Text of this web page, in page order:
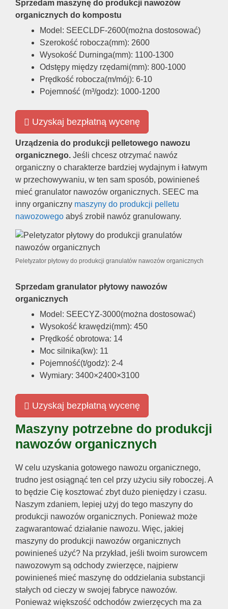
Sprzedam maszynę do produkcji nawozów
organicznych do kompostu
Model: SEECLDF-2600(można dostosować)
Szerokość robocza(mm): 2600
Wysokość Durninga(mm): 1100-1300
Odstępy między rzędami(mm): 800-1000
Prędkość robocza(m/mój): 6-10
Pojemność (m³/godz): 1000-1200
Uzyskaj bezpłatną wycenę
Urządzenia do produkcji pelletowego nawozu
organicznego. Jeśli chcesz otrzymać nawóz
organiczny o charakterze bardziej wydajnym i łatwym
w przechowywaniu, w ten sam sposób, powinieneś
mieć granulator nawozów organicznych. SEEC ma
inny organiczny maszyny do produkcji pelletu
nawozowego abyś zrobił nawóz granulowany.
Peletyzator płytowy do produkcji granulatów nawozów organicznych
Sprzedam granulator płytowy nawozów
organicznych
Model: SEECYZ-3000(można dostosować)
Wysokość krawędzi(mm): 450
Prędkość obrotowa: 14
Moc silnika(kw): 11
Pojemność(t/godz): 2-4
Wymiary: 3400×2400×3100
Uzyskaj bezpłatną wycenę
Maszyny potrzebne do produkcji
nawozów organicznych
W celu uzyskania gotowego nawozu organicznego,
trudno jest osiągnąć ten cel przy użyciu siły roboczej. A
to będzie Cię kosztować zbyt dużo pieniędzy i czasu.
Naszym zdaniem, lepiej użyj do tego maszyny do
produkcji nawozów organicznych. Ponieważ może
zagwarantować działanie nawozu. Więc, jakiej
maszyny do produkcji nawozów organicznych
powinieneś użyć? Na przykład, jeśli twoim surowcem
nawozowym są odchody zwierzęce, najpierw
powinieneś mieć maszynę do oddzielania substancji
stałych od cieczy w swojej fabryce nawozów.
Ponieważ większość odchodów zwierzęcych ma za